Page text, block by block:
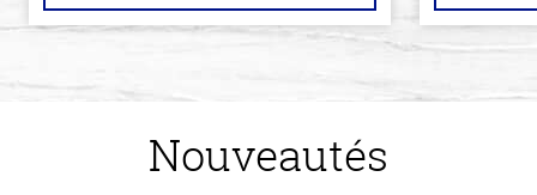
Nouveautés